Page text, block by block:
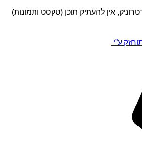
אין להעתיק תוכן (טקסט ותמונות)
ע”י